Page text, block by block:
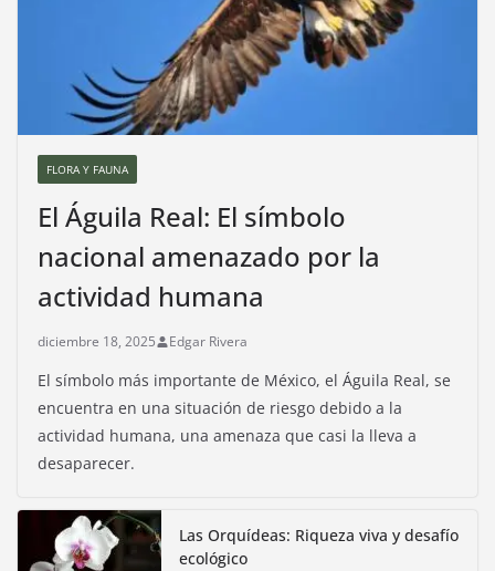
FLORA Y FAUNA
El Águila Real: El símbolo
nacional amenazado por la
actividad humana
diciembre 18, 2025 Edgar Rivera
El símbolo más importante de México, el Águila Real, se
encuentra en una situación de riesgo debido a la
actividad humana, una amenaza que casi la lleva a
desaparecer.
Las Orquídeas: Riqueza viva y desafío
ecológico